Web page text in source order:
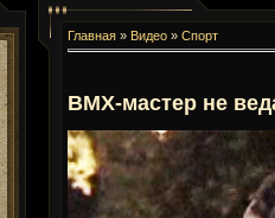
Главная » Видео » Спорт
BMX-мастер не